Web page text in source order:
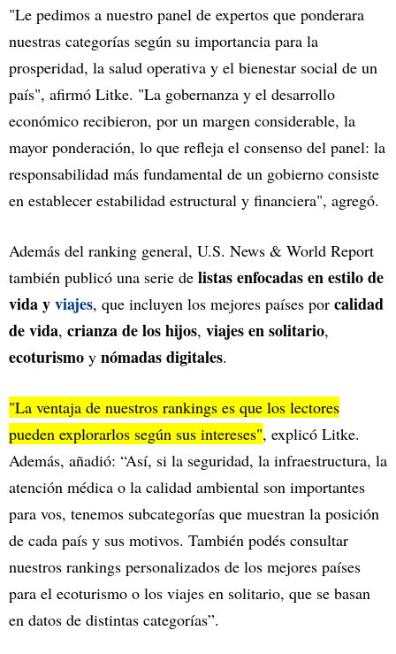
"Le pedimos a nuestro panel de expertos que ponderara
nuestras categorías según su importancia para la
prosperidad, la salud operativa y el bienestar social de un
país", afirmó Litke. "La gobernanza y el desarrollo
económico recibieron, por un margen considerable, la
mayor ponderación, lo que refleja el consenso del panel: la
responsabilidad más fundamental de un gobierno consiste
en establecer estabilidad estructural y financiera", agregó.
Además del ranking general, U.S. News & World Report
también publicó una serie de listas enfocadas en estilo de
vida yviajes, que incluyen los mejores países por calidad
de vida, crianza de los hijos, viajes en solitario,
ecoturismo y nómadas digitales.
"La ventaja de nuestros rankings es que los lectores
pueden explorarlos según sus intereses", explicó Litke.
Además, añadió: “Así, si la seguridad, la infraestructura, la
atención médica o la calidad ambiental son importantes
para vos, tenemos subcategorías que muestran la posición
de cada país y sus motivos. También podés consultar
nuestros rankings personalizados de los mejores países
para el ecoturismo o los viajes en solitario, que se basan
en datos de distintas categorías”.